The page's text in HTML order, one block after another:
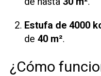
Estufa de 4000
de 40 m².
¿Cómo